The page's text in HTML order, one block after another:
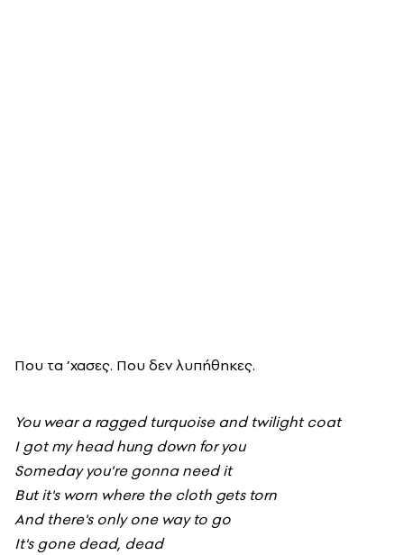
Που τα ’χασες. Που δεν λυπήθηκες.
You wear a ragged turquoise and twilight coat
I got my head hung down for you
Someday you're gonna need it
But it's worn where the cloth gets torn
And there's only one way to go
It's gone dead, dead